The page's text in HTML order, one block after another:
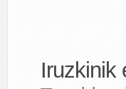
Iruzkinik